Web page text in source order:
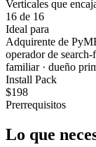
Verticales que
16 de 16
Ideal para
Adquirente de
operador de
familiar · dueño
Install Pack
$198
Prerrequisitos
Lo que